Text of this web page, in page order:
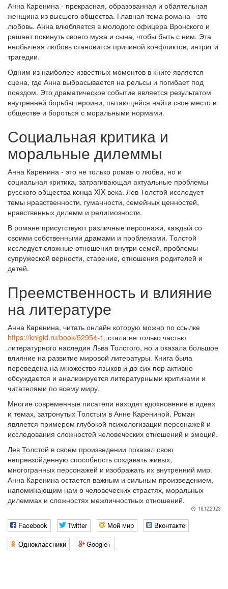
Анна Каренина - прекрасная, образованная и обаятельная
женщина из высшего общества. Главная тема романа - это
любовь. Анна влюбляется в молодого офицера Вронского и
решает покинуть своего мужа и сына, чтобы быть с ним. Эта
необычная любовь становится причиной конфликтов, интриг и
трагедии.
Одним из наиболее известных моментов в книге является
сцена, где Анна выбрасывается на рельсы и погибает под
поездом. Это драматическое событие является результатом
внутренней борьбы героини, пытающейся найти свое место в
обществе и бороться с моральными нормами.
Социальная критика и
моральные дилеммы
Анна Каренина - это не только роман о любви, но и
социальная критика, затрагивающая актуальные проблемы
русского общества конца XIX века. Лев Толстой исследует
темы нравственности, гуманности, семейных ценностей,
нравственных дилемм и религиозности.
В романе присутствуют различные персонажи, каждый со
своими собственными драмами и проблемами. Толстой
исследует сложные отношения внутри семей, проблемы
супружеской верности, старение, отношения родителей и
детей.
Преемственность и влияние
на литературе
Анна Каренина, читать онлайн которую можно по ссылке
https://knigid.ru/book/52954-1 , стала не только частью
литературного наследия Льва Толстого, но и оказала большое
влияние на развитие мировой литературы. Книга была
переведена на множество языков и до сих пор активно
обсуждается и анализируется литературными критиками и
читателями по всему миру.
Многие современные писатели находят вдохновение в идеях
и темах, затронутых Толстым в Анне Карениной. Роман
является примером глубокой психологизации персонажей и
исследования сложностей человеческих отношений и эмоций.
Лев Толстой в своем произведении показал свою
непревзойденную способность создавать живых,
многогранных персонажей и изображать их внутренний мир.
Анна Каренина остается важным и сильным произведением,
напоминающим нам о человеческих страстях, моральных
дилеммах и сложностях межличностных отношений.
16.12.2023
Facebook Twitter Мой мир
Вконтакте
Одноклассники
Google+